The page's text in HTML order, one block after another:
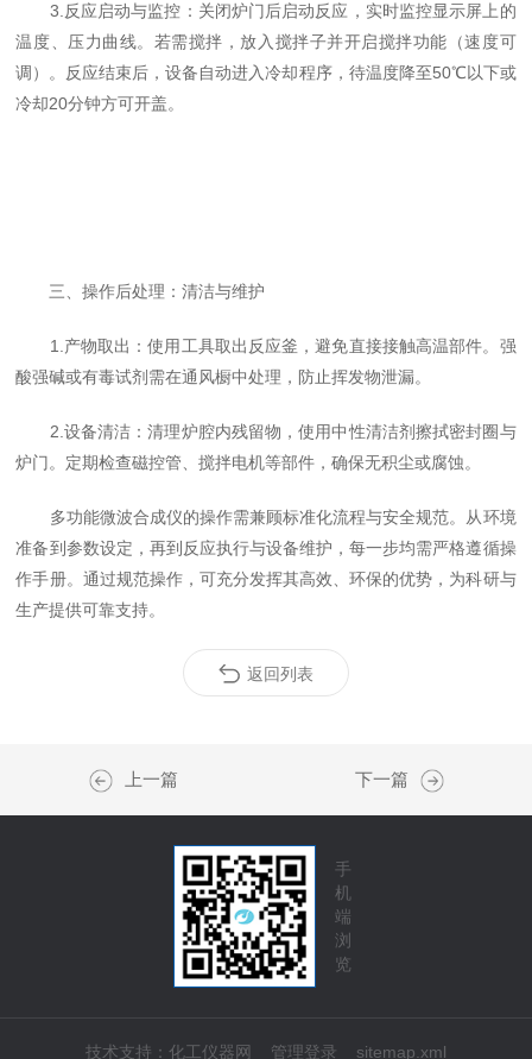
3.反应启动与监控：关闭炉门后启动反应，实时监控显示屏上的
温度、压力曲线。若需搅拌，放入搅拌子并开启搅拌功能（速度可
调）。反应结束后，设备自动进入冷却程序，待温度降至50℃以下或
冷却20分钟方可开盖。
三、操作后处理：清洁与维护
1.产物取出：使用工具取出反应釜，避免直接接触高温部件。强
酸强碱或有毒试剂需在通风橱中处理，防止挥发物泄漏。
2.设备清洁：清理炉腔内残留物，使用中性清洁剂擦拭密封圈与
炉门。定期检查磁控管、搅拌电机等部件，确保无积尘或腐蚀。
多功能微波合成仪的操作需兼顾标准化流程与安全规范。从环境
准备到参数设定，再到反应执行与设备维护，每一步均需严格遵循操
作手册。通过规范操作，可充分发挥其高效、环保的优势，为科研与
生产提供可靠支持。
返回列表
上一篇 下一篇
手
机
端
浏
览
技术支持： 化工仪器网 管理登录 sitemap.xml